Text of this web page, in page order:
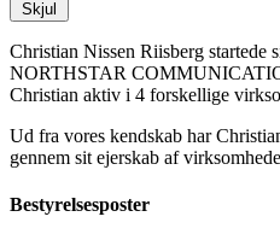
Skjul
Christian Nissen Riisberg startede
NORTHSTAR
Christian aktiv i 4 forskellige
Ud fra vores kendskab har
gennem sit ejerskab af
Bestyrelsesposter